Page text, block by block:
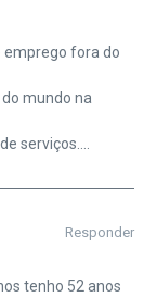
emprego fora do
mundo na
serviços….
Responder
tenho 52 anos